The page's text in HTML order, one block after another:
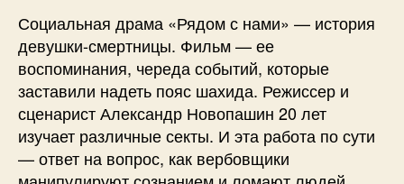
Социальная драма «Рядом с нами» — история
девушки-смертницы. Фильм — ее
воспоминания, череда событий, которые
заставили надеть пояс шахида. Режиссер и
сценарист Александр Новопашин 20 лет
изучает различные секты. И эта работа по сути
— ответ на вопрос, как вербовщики